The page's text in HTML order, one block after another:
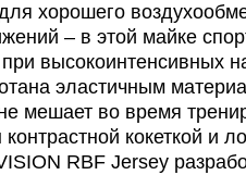
для хорошего
– в этой майке
высокоинтенсивных
эластичным
мешает во время
кокеткой и
RBF Jersey